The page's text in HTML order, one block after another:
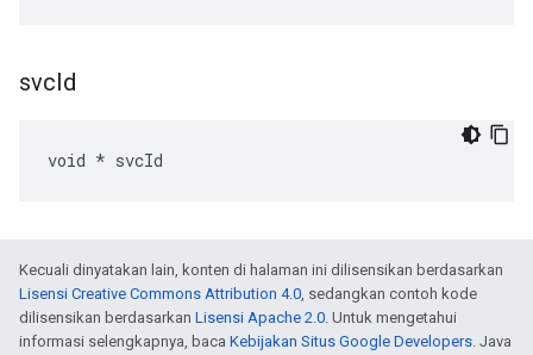
svcId
void * svcId
Kecuali dinyatakan lain, konten di halaman ini dilisensikan berdasarkan
Lisensi Creative Commons Attribution 4.0, sedangkan contoh kode
dilisensikan berdasarkan Lisensi Apache 2.0. Untuk mengetahui
informasi selengkapnya, baca Kebijakan Situs Google Developers. Java